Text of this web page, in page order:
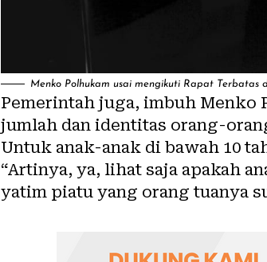
Menko Polhukam usai mengikuti Rapat Terbatas
Pemerintah juga, imbuh Menko
jumlah dan identitas orang-
Untuk anak-anak di bawah 10
“Artinya, ya, lihat saja apakah
yatim piatu yang orang tuanya